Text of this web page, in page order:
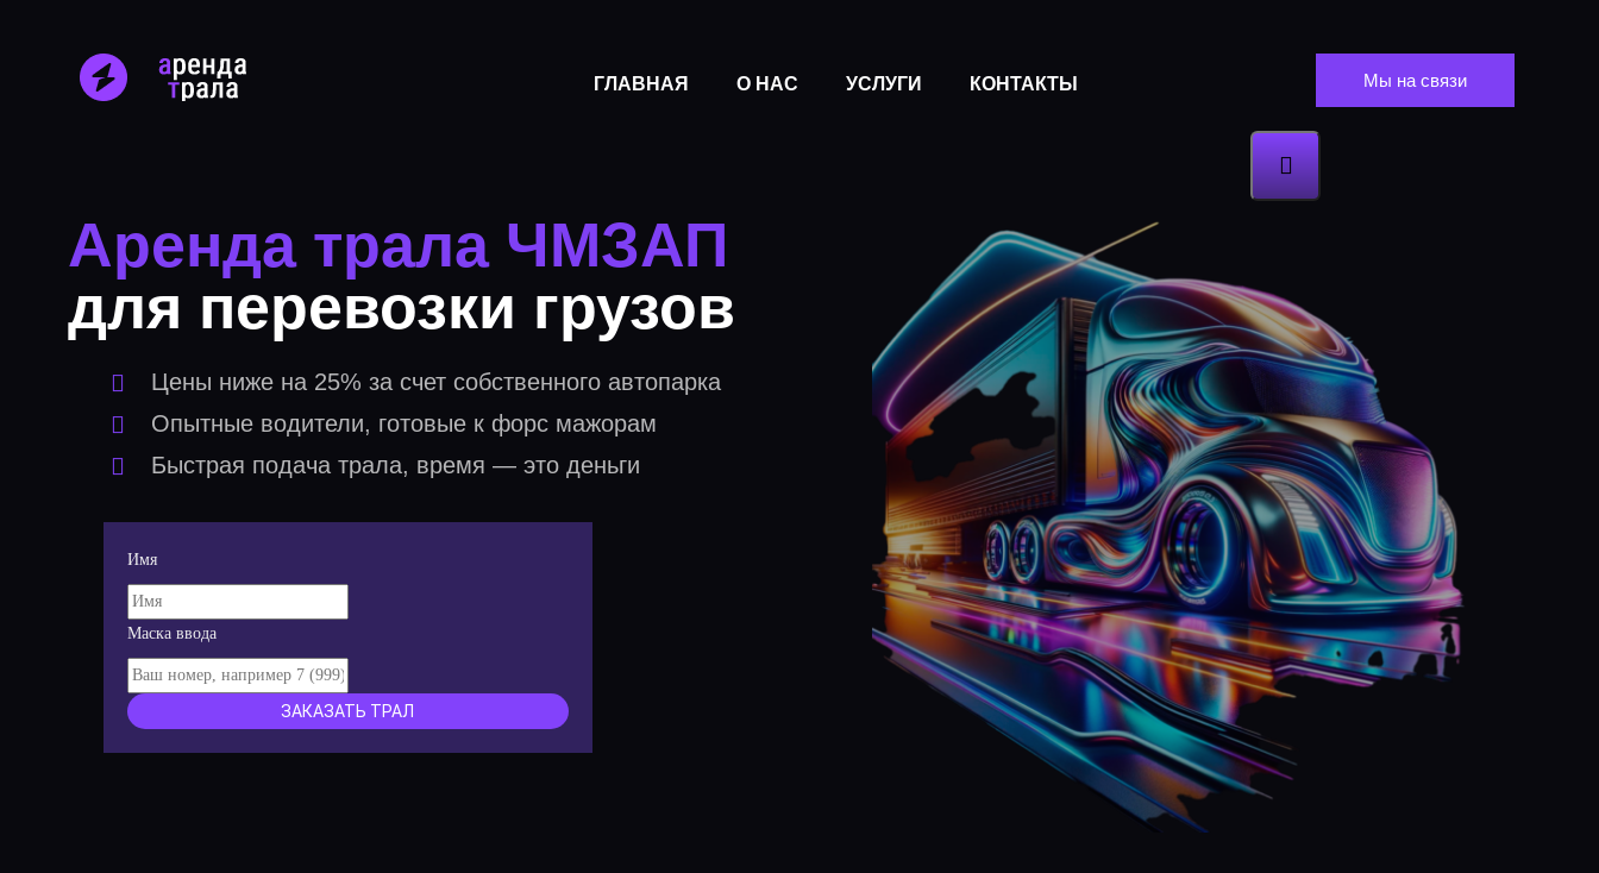
ГЛАВНАЯ О НАС УСЛУГИ КОНТАКТЫ Мы на связи
Аренда трала ЧМЗАП
для перевозки грузов
Цены ниже на 25% за счет собственного автопарка
Опытные водители, готовые к форс мажорам
Быстрая подача трала, время — это деньги
Имя
Маска ввода
ЗАКАЗАТЬ ТРАЛ